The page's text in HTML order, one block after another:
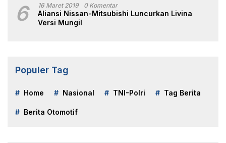
6 16 Maret 2019 0 Komentar
Aliansi Nissan-Mitsubishi Luncurkan Livina
Versi Mungil
Populer Tag
Home Nasional TNI-Polri Tag Berita
Berita Otomotif